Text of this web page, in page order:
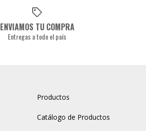
ENVIAMOS TU COMPRA
Entregas a todo el país
Productos
Catálogo de Productos